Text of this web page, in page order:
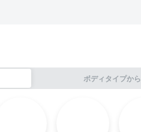
ボディタイプから